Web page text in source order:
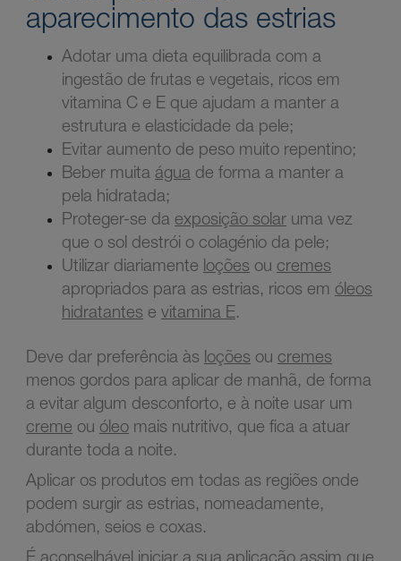
aparecimento das estrias
Adotar uma dieta equilibrada com a
ingestão de frutas e vegetais, ricos em
vitamina C e E que ajudam a manter a
estrutura e elasticidade da pele;
Evitar aumento de peso muito repentino;
Beber muita água de forma a manter a
pela hidratada;
Proteger-se da exposição solar uma vez
que o sol destrói o colagénio da pele;
Utilizar diariamente loções ou cremes
apropriados para as estrias, ricos em óleos
hidratantes e vitamina E.
Deve dar preferência às loções ou cremes
menos gordos para aplicar de manhã, de forma
a evitar algum desconforto, e à noite usar um
creme ou óleo mais nutritivo, que fica a atuar
durante toda a noite.
Aplicar os produtos em todas as regiões onde
podem surgir as estrias, nomeadamente,
abdómen, seios e coxas.
É aconselhável iniciar a sua aplicação assim que